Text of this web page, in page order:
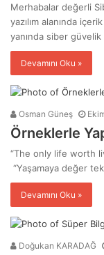
Merhabalar değerli
yazılım alanında
yanında siber güvelik
Devamını Oku »
Osman Güneş
Örneklerle
“The only life worth
“Yaşamaya değer
Devamını Oku »
Doğukan KARADAĞ